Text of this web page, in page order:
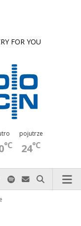
FOR YOU
°C
pojutrze
24°C
nas zadzwoń
Facebook-u
na Xnas na Instagram-ie
Odwiedź nas na TikTok-u
Szukaj nas na Spotify
Wyślij do nas
Szukaj